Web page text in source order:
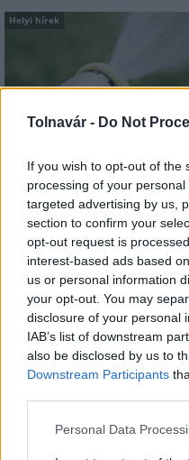
Tolnavár - Do Not
If you wish to opt-out of the
processing of your
targeted advertising by us,
section to confirm your
opt-out request is
interest-based ads based
us or personal information
your opt-out. You may
disclosure of your personal
IAB’s list of downstream
also be disclosed by us to
Downstream Participants
Please note that this
Personal Data
Helyi hírek
A hőségben is védik a
MAGYAR ÉPÍTŐK
Aktuális